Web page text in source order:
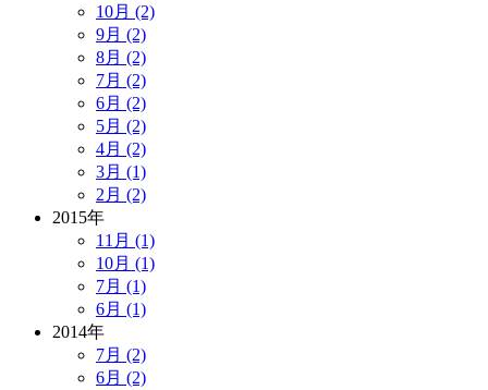
10月 (2)
9月 (2)
8月 (2)
7月 (2)
6月 (2)
5月 (2)
4月 (2)
3月 (1)
2月 (2)
2015年
11月 (1)
10月 (1)
7月 (1)
6月 (1)
2014年
7月 (2)
6月 (2)